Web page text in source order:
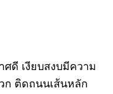
ดี เงียบสงบมีความ
ก ติดถนนเส้นหลัก